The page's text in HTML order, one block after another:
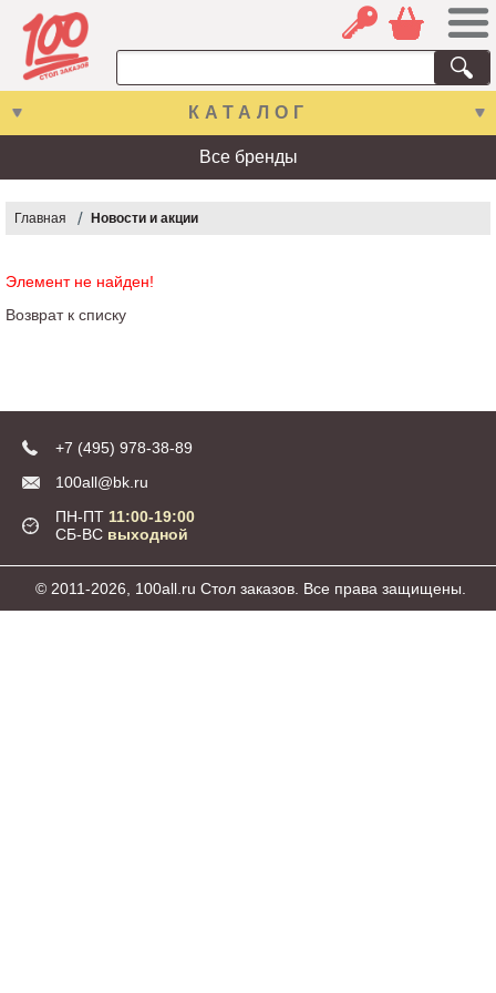
КАТАЛОГ
Все бренды
Главная Новости и акции
Элемент не найден!
Возврат к списку
+7 (495) 978-38-89
100all@bk.ru
ПН-ПТ 11:00-19:00
СБ-ВС выходной
© 2011-2026, 100all.ru Стол заказов. Все права защищены.